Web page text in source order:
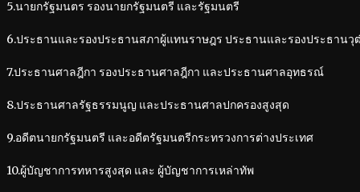
5.นายกรัฐมนตร รองนายกรัฐมนตรี และรัฐมนตรี
6.ประธานและรองประธานสภาผู้แทนราษฎร ประธานและรองประธาน
7.ประธานศาลฎีกา รองประธานศาลฎีกา และประธานศาลอุทธรณ์
8.ประธานศาลรัฐธรรมนูญ และประธานศาลปกครองสูงสุด
9.อดีตนายกรัฐมนตรี และอดีตรัฐมนตรีกระทรวงการต่างประเทศ
10.ผู้บัญชาการทหารสูงสุด และ ผู้บัญชาการเหล่าทัพ